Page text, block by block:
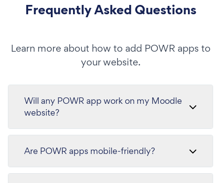
Frequently Asked Questions
Learn more about how to add POWR apps to
your website.
Will any POWR app work on my Moodle
website?
Are POWR apps mobile-friendly?